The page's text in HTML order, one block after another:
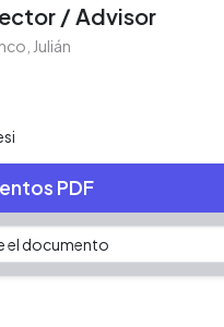
/ Advisor
Julián
PDF